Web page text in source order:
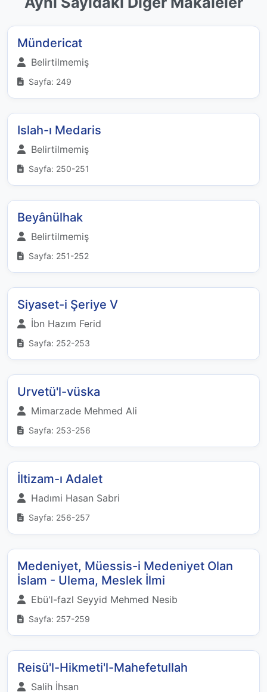
Mündericat
Belirtilmemiş
Sayfa: 249
Islah-ı Medaris
Belirtilmemiş
Sayfa: 250-251
Beyânülhak
Belirtilmemiş
Sayfa: 251-252
Siyaset-i Şeriye V
İbn Hazım Ferid
Sayfa: 252-253
Urvetü'l-vüska
Mimarzade Mehmed Ali
Sayfa: 253-256
İltizam-ı Adalet
Hadımi Hasan Sabri
Sayfa: 256-257
Medeniyet, Müessis-i Medeniyet Olan
İslam - Ulema, Meslek İlmi
Ebü'l-fazl Seyyid Mehmed Nesib
Sayfa: 257-259
Reisü'l-Hikmeti'l-Mahefetullah
Salih İhsan